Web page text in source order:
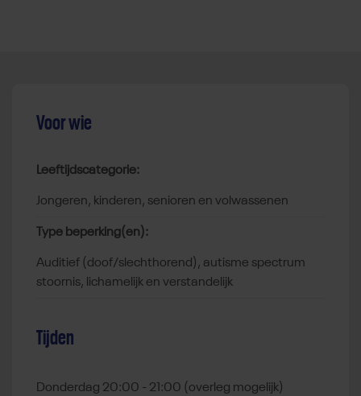
Voor wie
Leeftijdscategorie:
jongeren, kinderen, senioren en volwassenen
Type beperking(en):
auditief (doof/slechthorend), autisme spectrum
stoornis, lichamelijk en verstandelijk
Tijden
Donderdag 20:00 - 21:00 (overleg mogelijk)